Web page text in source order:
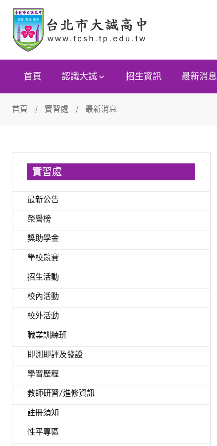
首頁 認識大誠 招生資訊 最新消息
首頁 實習處 最新消息
實習處
最新公告
榮譽榜
獎助學金
學校競賽
招生活動
校內活動
校外活動
職業訓練班
即測即評及發證
學習歷程
教師研習/進修資訊
註冊須知
性平專區